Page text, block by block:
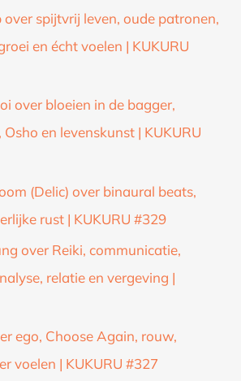
spijtvrij leven, oude patronen,
en écht voelen | KUKURU
over bloeien in de bagger,
en levenskunst | KUKURU
(Delic) over binaural beats,
rust | KUKURU #329
over Reiki, communicatie,
relatie en vergeving |
ego, Choose Again, rouw,
voelen | KUKURU #327